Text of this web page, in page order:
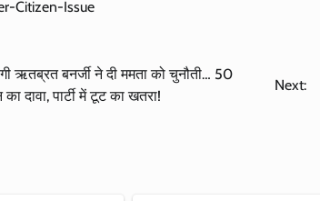
Citizen-Issue
ऋतब्रत बनर्जी ने दी ममता को चुनौती… 50
दावा, पार्टी में टूट का खतरा!
Next: